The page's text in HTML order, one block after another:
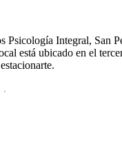
Psicología Integral, San
está ubicado en el